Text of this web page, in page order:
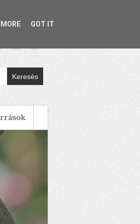
Keresés
GOT IT